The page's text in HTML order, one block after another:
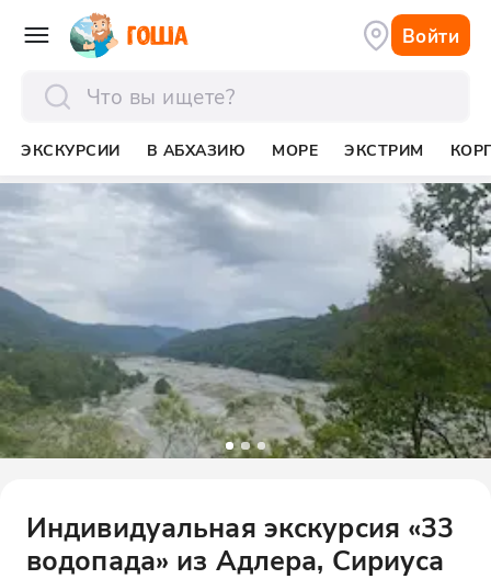
Войти
ЭКСКУРСИИ В АБХАЗИЮ МОРЕ ЭКСТРИМ
Индивидуальная экскурсия «33
водопада» из Адлера, Сириуса